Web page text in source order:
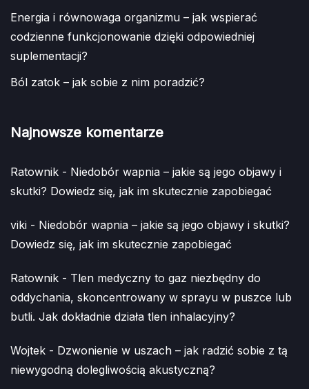
Energia i równowaga organizmu – jak wspierać
codzienne funkcjonowanie dzięki odpowiedniej
suplementacji?
Ból zatok – jak sobie z nim poradzić?
Najnowsze komentarze
Ratownik - Niedobór wapnia – jakie są jego objawy i
skutki? Dowiedz się, jak im skutecznie zapobiegać
viki - Niedobór wapnia – jakie są jego objawy i skutki?
Dowiedz się, jak im skutecznie zapobiegać
Ratownik - Tlen medyczny to gaz niezbędny do
oddychania, skoncentrowany w sprayu w puszce lub
butli. Jak dokładnie działa tlen inhalacyjny?
Wojtek - Dzwonienie w uszach – jak radzić sobie z tą
niewygodną dolegliwością akustyczną?